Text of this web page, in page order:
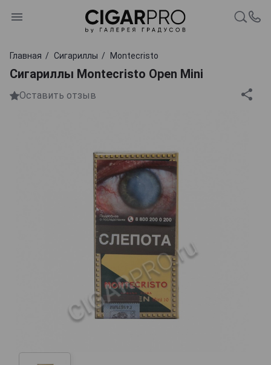
Главная Сигариллы Montecristo
Сигариллы Montecristo Open Mini
Оставить отзыв